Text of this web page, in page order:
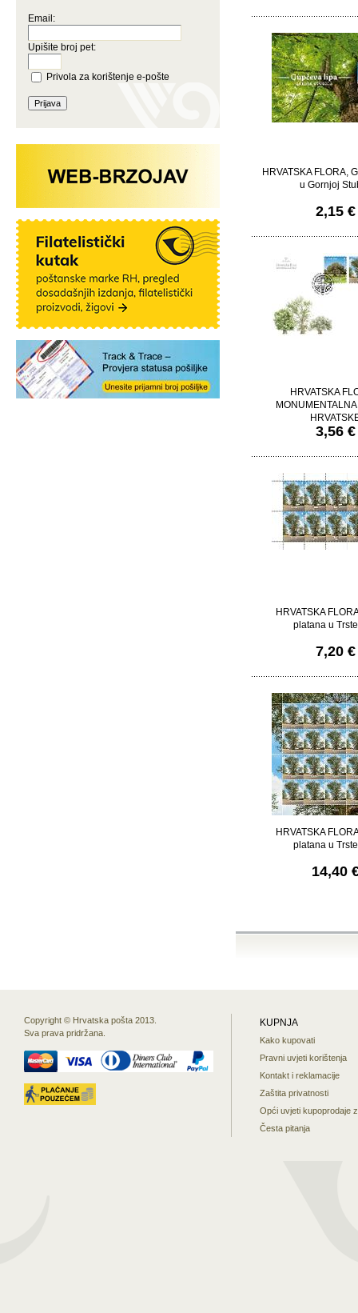
Email:
Upišite broj pet:
Privola za korištenje e-pošte
HRVATSKA FLORA,
u Gornjoj
2,15 €
HRVATSKA
3,56 €
HRVATSKA
platana u
7,20 €
HRVATSKA
platana u
14,40
Copyright © Hrvatska pošta 2013.
Sva prava pridržana.
KUPNJA
Kako kupovati
Pravni uvjeti korištenja
Kontakt i reklamacije
Zaštita privatnosti
Opći uvjeti kupoprodaje
Česta pitanja